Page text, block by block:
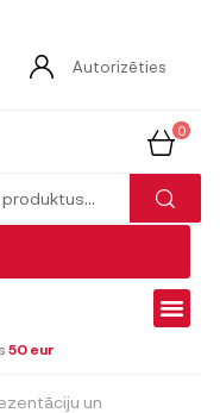
Autorizēties
0
50 eur
un